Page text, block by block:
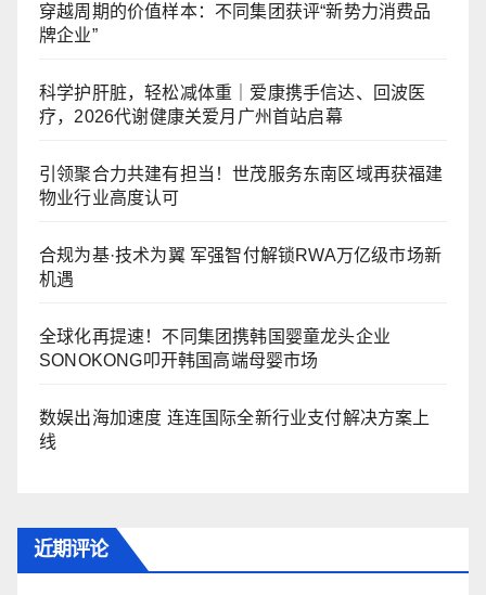
穿越周期的价值样本：不同集团获评“新势力消费品
牌企业”
科学护肝脏，轻松减体重｜爱康携手信达、回波医
疗，2026代谢健康关爱月广州首站启幕
引领聚合力共建有担当！世茂服务东南区域再获福建
物业行业高度认可
合规为基·技术为翼 军强智付解锁RWA万亿级市场新
机遇
全球化再提速！不同集团携韩国婴童龙头企业
SONOKONG叩开韩国高端母婴市场
数娱出海加速度 连连国际全新行业支付解决方案上
线
近期评论